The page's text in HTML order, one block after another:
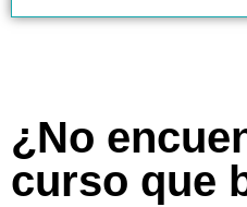
¿No
curso que